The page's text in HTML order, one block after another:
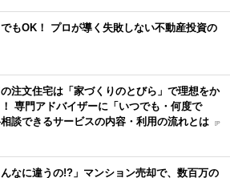
もOK！ プロが導く失敗しない不動産投資の
注文住宅は「家づくりのとびら」で理想をか
専門アドバイザーに「いつでも・何度で
談できるサービスの内容・利用の流れとは [P
んなに違うの!?」マンション売却で、数百万の